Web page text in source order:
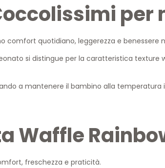
per
comfort quotidiano, leggerezza e benessere
si distingue per la caratteristica
a mantenere il bambino alla temperatura
Waffle
freschezza e praticità.